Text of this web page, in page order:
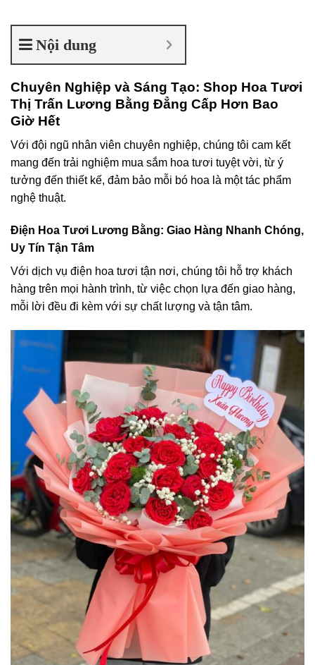
Nội dung
Chuyên Nghiệp và Sáng Tạo: Shop Hoa Tươi
Thị Trấn Lương Bằng Đẳng Cấp Hơn Bao
Giờ Hết
Với đội ngũ nhân viên chuyên nghiệp, chúng tôi cam kết
mang đến trải nghiệm mua sắm hoa tươi tuyệt vời, từ ý
tưởng đến thiết kế, đảm bảo mỗi bó hoa là một tác phẩm
nghệ thuật.
Điện Hoa Tươi Lương Bằng: Giao Hàng Nhanh Chóng,
Uy Tín Tận Tâm
Với dịch vụ điện hoa tươi tận nơi, chúng tôi hỗ trợ khách
hàng trên mọi hành trình, từ việc chọn lựa đến giao hàng,
mỗi lời đều đi kèm với sự chất lượng và tận tâm.